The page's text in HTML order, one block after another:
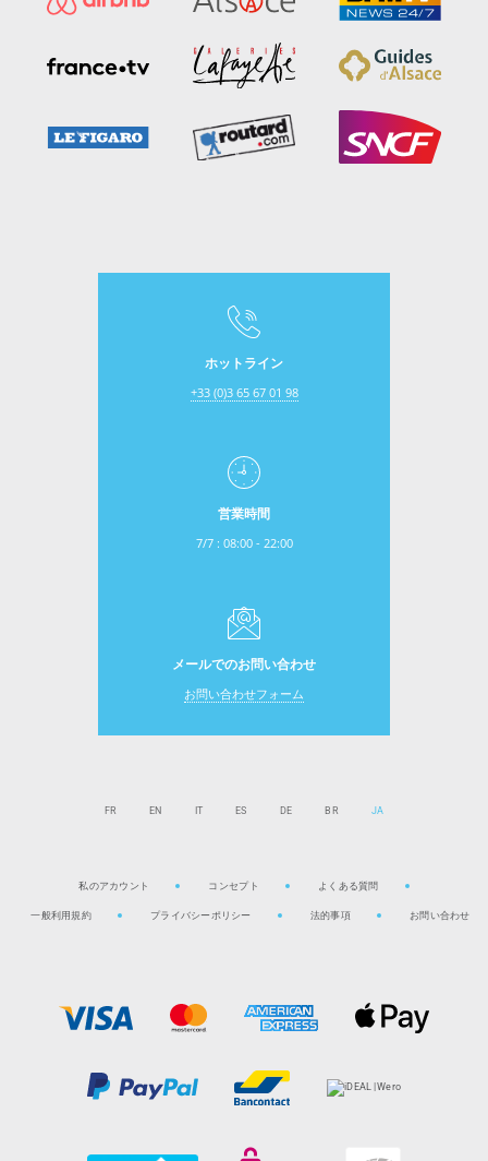
ホットライン
+33 (0)3 65 67 01 98
営業時間
7/7 : 08:00 - 22:00
メールでのお問い合わせ
お問い合わせフォーム
FR EN IT ES DE BR JA
私のアカウント コンセプト よくある質問
一般利用規約 プライバシーポリシー 法的事項 お問い合わせ